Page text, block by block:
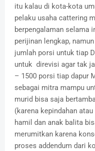
itu kalau di kota-kota
pelaku usaha cattering
berpengalaman selama
perijinan lengkap,
jumlah porsi untuk tiap
untuk direvisi agar tak
– 1500 porsi tiap dapur
sebagai mitra mampu
murid bisa saja
(karena kepindahan
hamil dan anak balita
merumitkan karena
proses addendum dari